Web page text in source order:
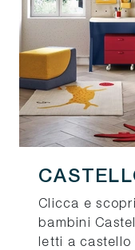
Clicca e
bambini
letti a